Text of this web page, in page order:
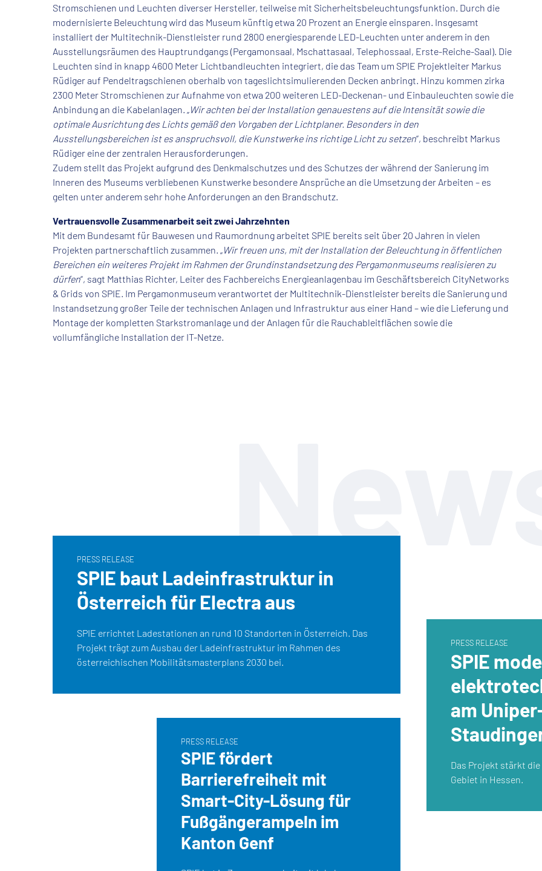
Stromschienen und Leuchten diverser Hersteller, teilweise mit Sicherheitsbeleuchtungsfunktion. Durch die
modernisierte Beleuchtung wird das Museum künftig etwa 20 Prozent an Energie einsparen. Insgesamt
installiert der Multitechnik-Dienstleister rund 2800 energiesparende LED-Leuchten unter anderem in den
Ausstellungsräumen des Hauptrundgangs (Pergamonsaal, Mschattasaal, Telephossaal, Erste-Reiche-Saal). Die
Leuchten sind in knapp 4600 Meter Lichtbandleuchten integriert, die das Team um SPIE Projektleiter Markus
Rüdiger auf Pendeltragschienen oberhalb von tageslichtsimulierenden Decken anbringt. Hinzu kommen zirka
2300 Meter Stromschienen zur Aufnahme von etwa 200 weiteren LED-Deckenan- und Einbauleuchten sowie die
Anbindung an die Kabelanlagen. „Wir achten bei der Installation genauestens auf die Intensität sowie die
optimale Ausrichtung des Lichts gemäß den Vorgaben der Lichtplaner. Besonders in den
Ausstellungsbereichen ist es anspruchsvoll, die Kunstwerke ins richtige Licht zu setzen“, beschreibt Markus
Rüdiger eine der zentralen Herausforderungen.
Zudem stellt das Projekt aufgrund des Denkmalschutzes und des Schutzes der während der Sanierung im
Inneren des Museums verbliebenen Kunstwerke besondere Ansprüche an die Umsetzung der Arbeiten – es
gelten unter anderem sehr hohe Anforderungen an den Brandschutz.
Vertrauensvolle Zusammenarbeit seit zwei Jahrzehnten
Mit dem Bundesamt für Bauwesen und Raumordnung arbeitet SPIE bereits seit über 20 Jahren in vielen
Projekten partnerschaftlich zusammen. „Wir freuen uns, mit der Installation der Beleuchtung in öffentlichen
Bereichen ein weiteres Projekt im Rahmen der Grundinstandsetzung des Pergamonmuseums realisieren zu
dürfen“, sagt Matthias Richter, Leiter des Fachbereichs Energieanlagenbau im Geschäftsbereich CityNetworks
& Grids von SPIE. Im Pergamonmuseum verantwortet der Multitechnik-Dienstleister bereits die Sanierung und
Instandsetzung großer Teile der technischen Anlagen und Infrastruktur aus einer Hand – wie die Lieferung und
Montage der kompletten Starkstromanlage und der Anlagen für die Rauchableitflächen sowie die
vollumfängliche Installation der IT-Netze.
PRESS RELEASE
SPIE baut Ladeinfrastruktur in
Österreich für Electra aus
SPIE errichtet Ladestationen an rund 10 Standorten in Österreich. Das
Projekt trägt zum Ausbau der Ladeinfrastruktur im Rahmen des
österreichischen Mobilitätsmasterplans 2030 bei.
PRESS RELEASE
SPIE
am
Das Projekt stärkt
Gebiet in Hessen.
PRESS RELEASE
SPIE fördert
Barrierefreiheit mit
Smart-City-Lösung für
Fußgängerampeln im
Kanton Genf